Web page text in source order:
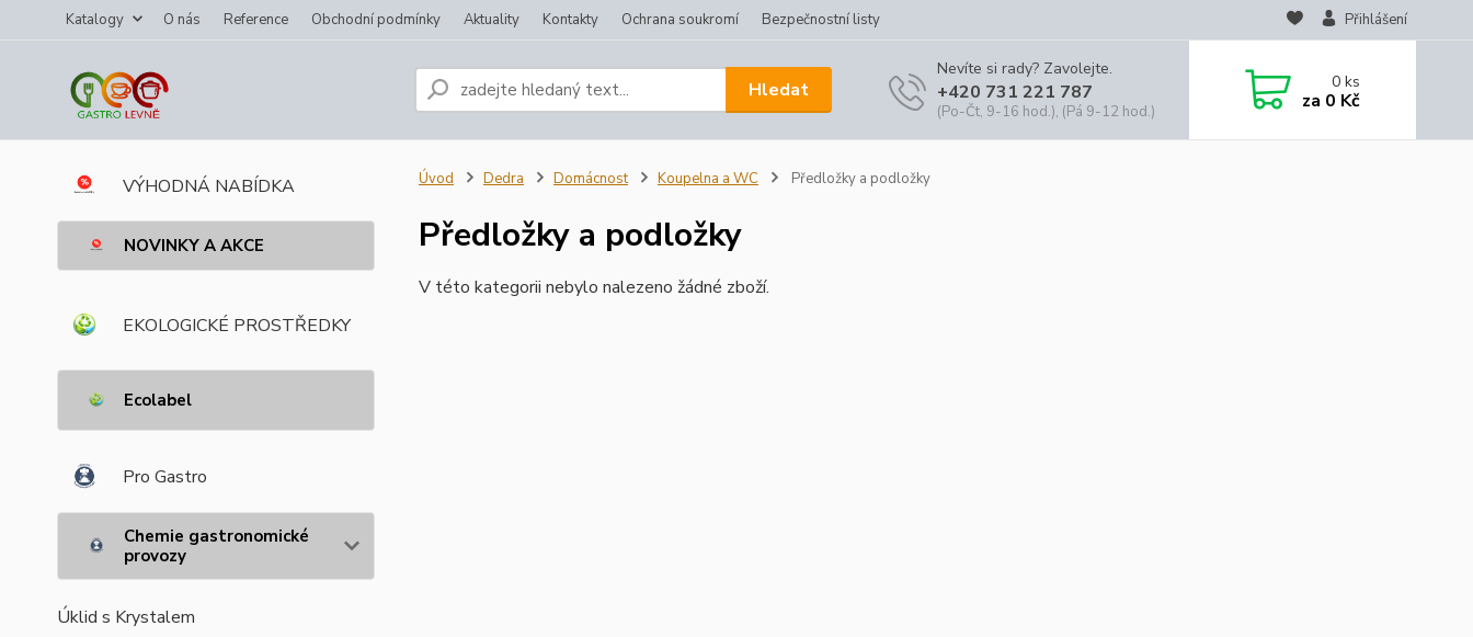
Katalogy O nás Reference Obchodní podmínky Aktuality Kontakty Ochrana soukromí Bezpečnostní listy Přihlášení
Hledat
Nevíte si rady? Zavolejte.
+420 731 221 787
(Po-Čt, 9-16 hod.), (Pá 9-12 hod.)
0ks
za 0 Kč
VÝHODNÁ NABÍDKA
NOVINKY A AKCE
EKOLOGICKÉ PROSTŘEDKY
Ecolabel
Pro Gastro
Chemie gastronomické
provozy
Úklid s Krystalem
Úvod Dedra Domácnost Koupelna a WC Předložky a podložky
Předložky a podložky
V této kategorii nebylo nalezeno žádné zboží.